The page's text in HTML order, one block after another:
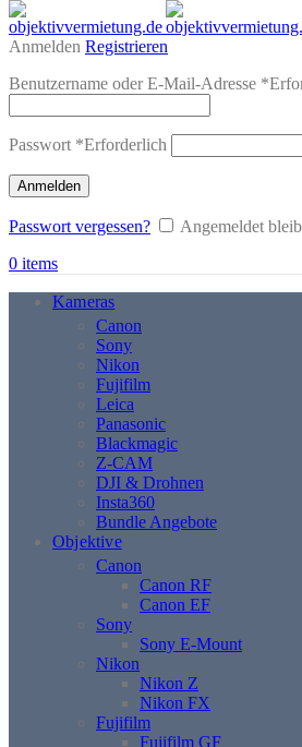
Anmelden Registrieren
Benutzername oder E-Mail-Adresse *
Passwort *Erforderlich
Anmelden
Passwort vergessen?
Angemeldet
0 items
Kameras
Canon
Sony
Nikon
Fujifilm
Leica
Panasonic
Blackmagic
Z-CAM
DJI & Drohnen
Insta360
Bundle Angebote
Objektive
Canon
Canon RF
Canon EF
Sony
Sony E-Mount
Nikon
Nikon Z
Nikon FX
Fujifilm
Fujifilm GF